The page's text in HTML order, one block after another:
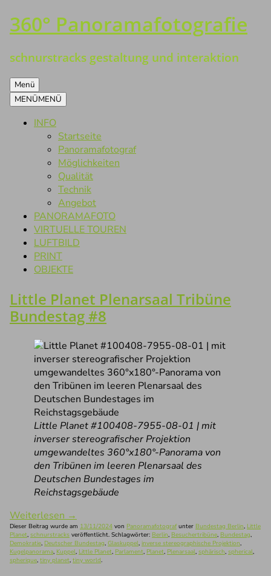
Zum
Inhalt
360° Panoramafotografie
schnurstracks gestaltung und interaktion
Menü
MENÜMENÜ
INFO
Startseite
Panoramafotograf
Möglichkeiten
Qualität
Technik
Angebot
PANORAMAFOTO
VIRTUELLE TOUREN
LUFTBILD
PRINT
OBJEKTE
Little Planet Plenarsaal Tribüne
Bundestag #8
Little Planet #100408-7955-08-01 | mit
inverser stereografischer Projektion
umgewandeltes 360°x180°-Panorama von
den Tribünen im leeren Plenarsaal des
Deutschen Bundestages im
Reichstagsgebäude
Weiterlesen →
Dieser Beitrag wurde am 13/11/2024 von Panoramafotografunter Bundestag Berlin, Little
Planet, schnurstracks veröffentlicht. Schlagwörter: Berlin, Besuchertribüne, Bundestag,
Demokratie, Deutscher Bundestag, Glaskuppel, inverse stereographische Projektion,
Kugelpanorama, Kuppel, Little Planet, Parlament, Planet, Plenarsaal, sphärisch, spherical,
spherique, tiny planet, tiny world.